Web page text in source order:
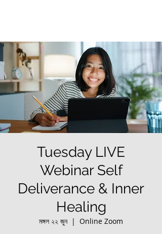
Tuesday LIVE
Webinar Self
Deliverance & Inner
Healing
মঙ্গল ২২ জুন
  |
Online Zoom